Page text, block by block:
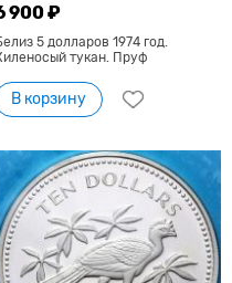
900 ₽
5 долларов 1974 год.
тукан. Пруф
В корзину